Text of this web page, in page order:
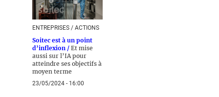
ENTREPRISES / ACTIONS
Soitec est à un point
d’inflexion / Et mise
aussi sur l’IA pour
atteindre ses objectifs à
moyen terme
23/05/2024 - 16:00